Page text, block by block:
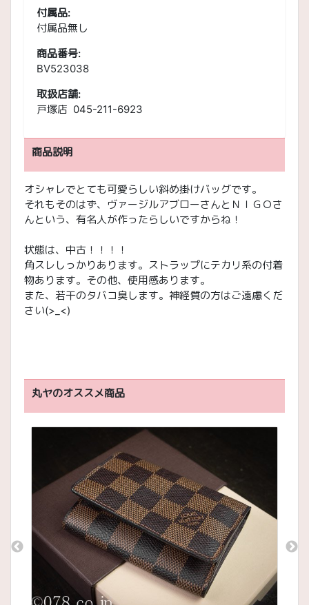
付属品:
付属品無し
商品番号:
BV523038
取扱店舗:
戸塚店 045-211-6923
商品説明
オシャレでとても可愛らしい斜め掛けバッグです。
それもそのはず、ヴァージルアブローさんとＮＩＧＯさ
んという、有名人が作ったらしいですからね！
状態は、中古！！！！
角スレしっかりあります。ストラップにテカリ系の付着
物あります。その他、使用感あります。
また、若干のタバコ臭します。神経質の方はご遠慮くだ
さい(>_<)
丸ヤのオススメ商品